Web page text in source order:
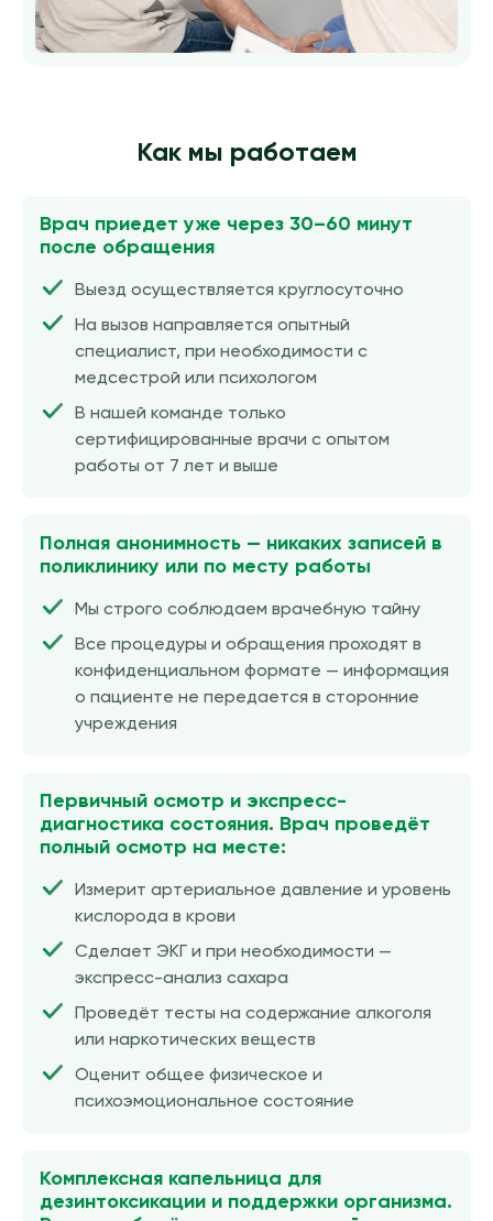
Как мы работаем
Врач приедет уже через 30–60 минут
после обращения
Выезд осуществляется круглосуточно
На вызов направляется опытный
специалист, при необходимости с
медсестрой или психологом
В нашей команде только
сертифицированные врачи с опытом
работы от 7 лет и выше
Полная анонимность — никаких записей в
поликлинику или по месту работы
Мы строго соблюдаем врачебную тайну
Все процедуры и обращения проходят в
конфиденциальном формате — информация
о пациенте не передается в сторонние
учреждения
Первичный осмотр и экспресс-
диагностика состояния. Врач проведёт
полный осмотр на месте:
Измерит артериальное давление и уровень
кислорода в крови
Сделает ЭКГ и при необходимости —
экспресс-анализ сахара
Проведёт тесты на содержание алкоголя
или наркотических веществ
Оценит общее физическое и
психоэмоциональное состояние
Комплексная капельница для
дезинтоксикации и поддержки организма.